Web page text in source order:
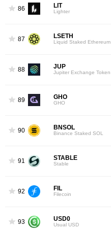
86 LIT
Lighter
87 LSETH
Liquid Staked Ethereum
88 JUP
Jupiter Exchange Token
89 GHO
GHO
90 BNSOL
Binance Staked SOL
91 STABLE
Stable
92 FIL
Filecoin
93 USD0
Usual USD